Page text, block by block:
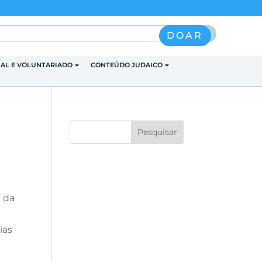
Pesquisar
DOAR
E VOLUNTARIADO CONTEÚDO JUDAICO
da